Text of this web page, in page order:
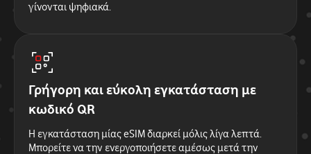
γίνονται ψηφιακά.
Γρήγορη και εύκολη εγκατάσταση με
κωδικό QR
Η εγκατάσταση μίας eSIM διαρκεί μόλις λίγα λεπτά.
Μπορείτε να την ενεργοποιήσετε αμέσως μετά την